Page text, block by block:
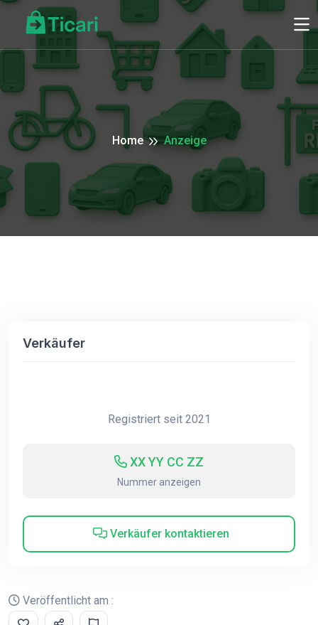
Home Anzeige
Verkäufer
Registriert seit 2021
XX YY CC ZZ
Nummer anzeigen
Verkäufer kontaktieren
Veröffentlicht am :